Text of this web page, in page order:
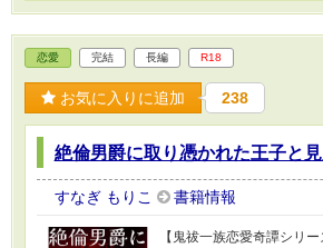
恋愛 完結 長編 R18
お気に入りに追加 238
絶倫男爵に取り憑かれた王子と
すなぎ もりこ 書籍情報
【鬼祓一族恋愛奇譚シリ